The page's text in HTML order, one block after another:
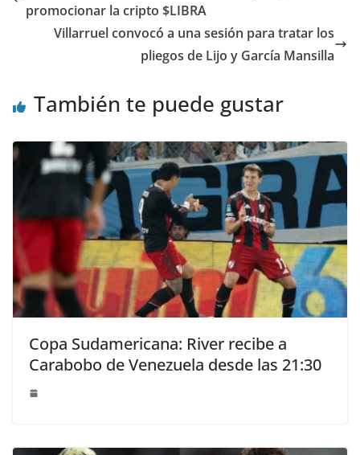
promocionar la cripto $LIBRA
Villarruel convocó a una sesión para tratar los
pliegos de Lijo y García Mansilla
También te puede gustar
Copa Sudamericana: River recibe a
Carabobo de Venezuela desde las 21:30